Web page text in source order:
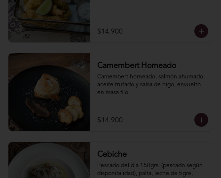
$14.900
Camembert Horneado
Camembert horneado, salmón ahumado,
aceite trufado y salsa de higo, envuelto
en masa filo.
$14.900
Cebiche
Pescado del día 150grs. (pescado según
disponibilidad), palta, leche de tigre,